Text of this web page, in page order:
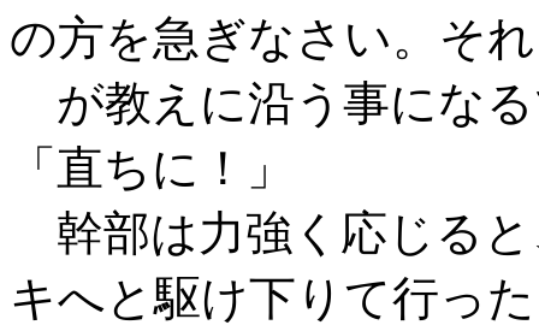
の方を急ぎなさい。それ
が教えに沿う事にな
「直ちに！」
幹部は力強く応じる
キへと駆け下りて行っ